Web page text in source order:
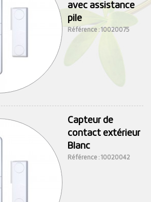
avec assistance
pile
Référence : 10020075
Capteur de
contact extérieur
Blanc
Référence : 10020042